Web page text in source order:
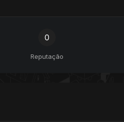
0
Reputação